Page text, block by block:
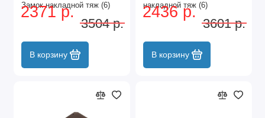
Замок накладной тяж (6)
2371 р.
3504 р.
В корзину
накладной тяж (6)
2436 р.
3601 р.
В корзину